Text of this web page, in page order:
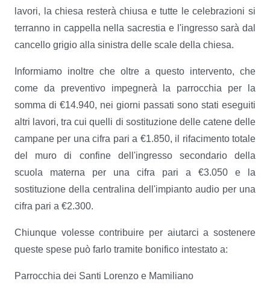
lavori, la chiesa resterà chiusa e tutte le celebrazioni si
terranno in cappella nella sacrestia e l'ingresso sarà dal
cancello grigio alla sinistra delle scale della chiesa.
Informiamo inoltre che oltre a questo intervento, che
come da preventivo impegnerà la parrocchia per la
somma di €14.940, nei giorni passati sono stati eseguiti
altri lavori, tra cui quelli di sostituzione delle catene delle
campane per una cifra pari a €1.850, il rifacimento totale
del muro di confine dell'ingresso secondario della
scuola materna per una cifra pari a €3.050 e la
sostituzione della centralina dell'impianto audio per una
cifra pari a €2.300.
Chiunque volesse contribuire per aiutarci a sostenere
queste spese può farlo tramite bonifico intestato a:
Parrocchia dei Santi Lorenzo e Mamiliano